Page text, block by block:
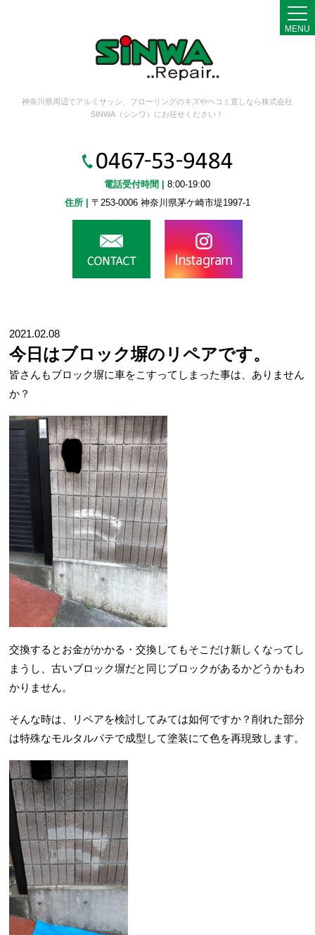
神奈川県周辺でアルミサッシ、フローリングのキズやヘコミ直しなら株式会社
SINWA（シンワ）にお任せください！
電話受付時間 |
8:00-19:00
住所 |
〒253-0006 神奈川県茅ケ崎市堤1997-1
MENU
2021.02.08
今日はブロック塀のリペアです。
皆さんもブロック塀に車をこすってしまった事は、ありません
か？
交換するとお金がかかる・交換してもそこだけ新しくなってし
まうし、古いブロック塀だと同じブロックがあるかどうかもわ
かりません。
そんな時は、リペアを検討してみては如何ですか？削れた部分
は特殊なモルタルパテで成型して塗装にて色を再現致します。